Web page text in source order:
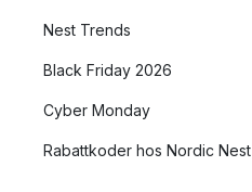
Nest Trends
Black Friday 2026
Cyber Monday
Rabattkoder hos Nordic Nest